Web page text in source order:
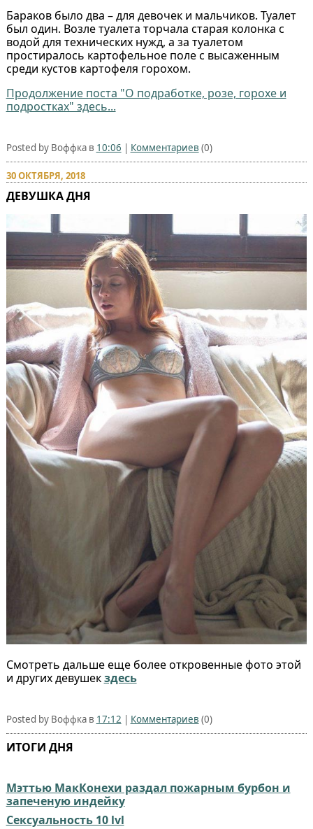
Бараков было два – для девочек и мальчиков. Туалет
был один. Возле туалета торчала старая колонка с
водой для технических нужд, а за туалетом
простиралось картофельное поле с высаженным
среди кустов картофеля горохом.
Продолжение поста "О подработке, розе, горохе и
подростках" здесь...
Posted by Воффка в 10:06 Комментариев (0)
30 ОКТЯБРЯ, 2018
ДЕВУШКА ДНЯ
Смотреть дальше еще более откровенные фото этой
и других девушекздесь
Posted by Воффка в 17:12 | Комментариев (0)
ИТОГИ ДНЯ
Мэттью МакКонехи раздал пожарным бурбон и
запеченую индейку
Сексуальность 10 lvl